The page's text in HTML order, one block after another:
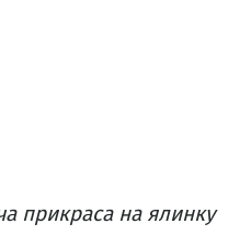
прикраса на ялинку